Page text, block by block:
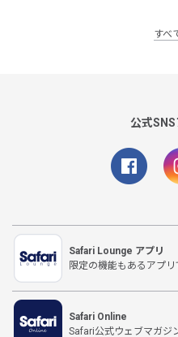
すべ
公式
Safari Lounge アプリ
限定の機能もあるアプ
Safari Online
Safari公式ウェブマガジ